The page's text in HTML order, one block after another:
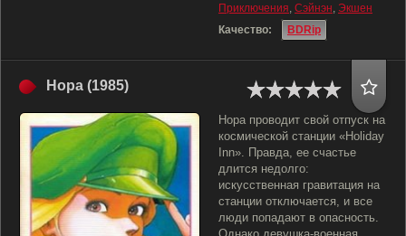
Приключения, Сэйнэн, Экшен
Качество:
BDRip
Нора (1985)
Нора проводит свой отпуск на
космической станции «Holiday
Inn». Правда, ее счастье
длится недолго:
искусственная гравитация на
станции отключается, и все
люди попадают в опасность.